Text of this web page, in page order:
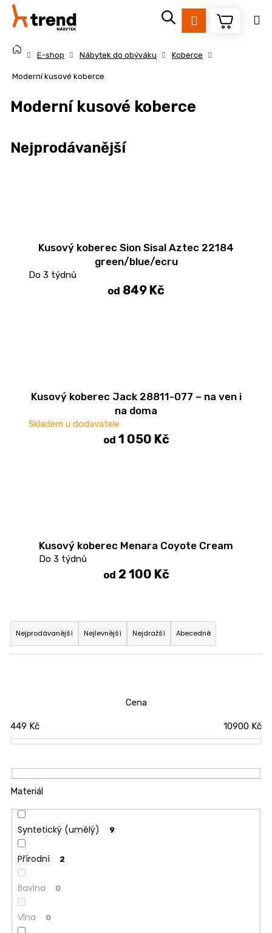
Přejít
obsah
Přihlášení
E-shop Nábytek do obýváku Koberce
Moderní kusové koberce
Moderní kusové koberce
Nejprodávanější
Kusový koberec Sion Sisal Aztec 22184
green/blue/ecru
Do 3 týdnů
od 849 Kč
Kusový koberec Jack 28811-077 – na ven i
na doma
Skladem u dodavatele
od 1 050 Kč
Kusový koberec Menara Coyote Cream
Do 3 týdnů
od 2 100 Kč
Ř
a
z
r
o
u
k
t
ů
Nejprodávanější Nejlevnější Nejdražší Abecedně
Cena
449 Kč 10900 Kč
Materiál
Syntetický (umělý) 9
Přírodní 2
Bavlna 0
Vlna 0
Zpět
Zpět
HLEDAT